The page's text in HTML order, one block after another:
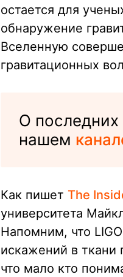
остается для
обнаружение
Вселенную
гравитационных
О последних
нашем
Как пишет The
университета
Напомним, что
искажений в ткани
что мало кто